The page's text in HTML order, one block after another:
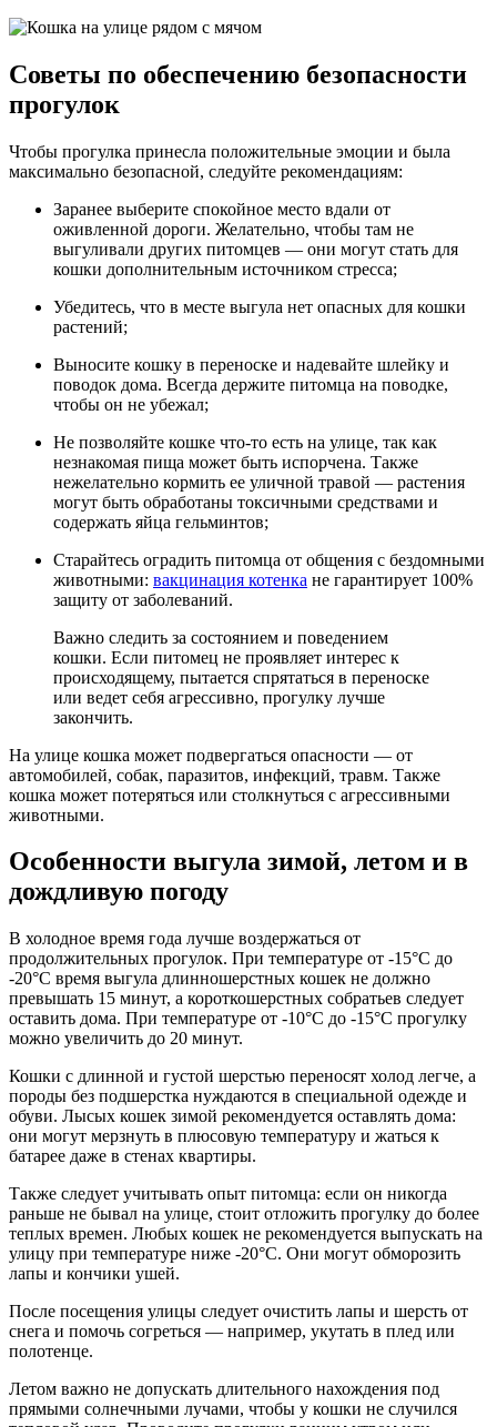
Советы по обеспечению безопасности
прогулок
Чтобы прогулка принесла положительные эмоции и была
максимально безопасной, следуйте рекомендациям:
Заранее выберите спокойное место вдали от
оживленной дороги. Желательно, чтобы там не
выгуливали других питомцев — они могут стать для
кошки дополнительным источником стресса;
Убедитесь, что в месте выгула нет опасных для кошки
растений;
Выносите кошку в переноске и надевайте шлейку и
поводок дома. Всегда держите питомца на поводке,
чтобы он не убежал;
Не позволяйте кошке что-то есть на улице, так как
незнакомая пища может быть испорчена. Также
нежелательно кормить ее уличной травой — растения
могут быть обработаны токсичными средствами и
содержать яйца гельминтов;
Старайтесь оградить питомца от общения с бездомными
животными: вакцинация котенка не гарантирует 100%
защиту от заболеваний.
Важно следить за состоянием и поведением
кошки. Если питомец не проявляет интерес к
происходящему, пытается спрятаться в переноске
или ведет себя агрессивно, прогулку лучше
закончить.
На улице кошка может подвергаться опасности — от
автомобилей, собак, паразитов, инфекций, травм. Также
кошка может потеряться или столкнуться с агрессивными
животными.
Особенности выгула зимой, летом и в
дождливую погоду
В холодное время года лучше воздержаться от
продолжительных прогулок. При температуре от -15°С до
-20°С время выгула длинношерстных кошек не должно
превышать 15 минут, а короткошерстных собратьев следует
оставить дома. При температуре от -10°С до -15°С прогулку
можно увеличить до 20 минут.
Кошки с длинной и густой шерстью переносят холод легче, а
породы без подшерстка нуждаются в специальной одежде и
обуви. Лысых кошек зимой рекомендуется оставлять дома:
они могут мерзнуть в плюсовую температуру и жаться к
батарее даже в стенах квартиры.
Также следует учитывать опыт питомца: если он никогда
раньше не бывал на улице, стоит отложить прогулку до более
теплых времен. Любых кошек не рекомендуется выпускать на
улицу при температуре ниже -20°C. Они могут обморозить
лапы и кончики ушей.
После посещения улицы следует очистить лапы и шерсть от
снега и помочь согреться — например, укутать в плед или
полотенце.
Летом важно не допускать длительного нахождения под
прямыми солнечными лучами, чтобы у кошки не случился